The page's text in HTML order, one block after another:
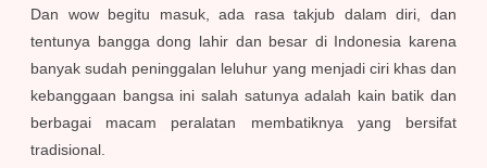
Dan wow begitu masuk, ada rasa takjub dalam diri, dan
tentunya bangga dong lahir dan besar di Indonesia karena
banyak sudah peninggalan leluhur yang menjadi ciri khas dan
kebanggaan bangsa ini salah satunya adalah kain batik dan
berbagai macam peralatan membatiknya yang bersifat
tradisional.